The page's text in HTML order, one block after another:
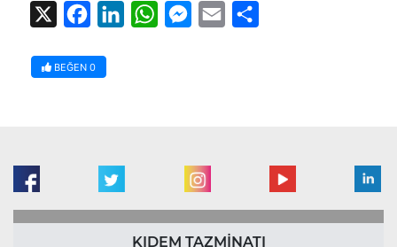
FacebookLinkedInWhatsAppMessenger
Email
BEĞEN 0
KIDEM TAZMİNATI